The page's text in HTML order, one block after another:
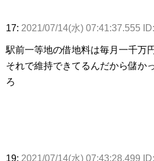
17: 2021/07/14(水) 07:41:37.555
駅前一等地の借地料は毎月一千万
それで維持できてるんだから儲か
ろ
19: 2021/07/14(水) 07:43:28.499